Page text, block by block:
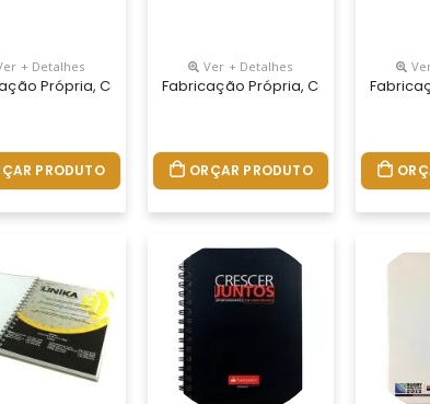
15x21,18x25 E 21x28 Cm. Capa Chapada Em Preto
Do Seu Jeito.tamanhos 15x21,18x25 E 21x28
+ Detalhes
Própria, Cadernos Personalizados Do Seu
PRODUTO
Ver + Detalhes
Fabricação Própria, Cadernos
ORÇAR PRODUTO